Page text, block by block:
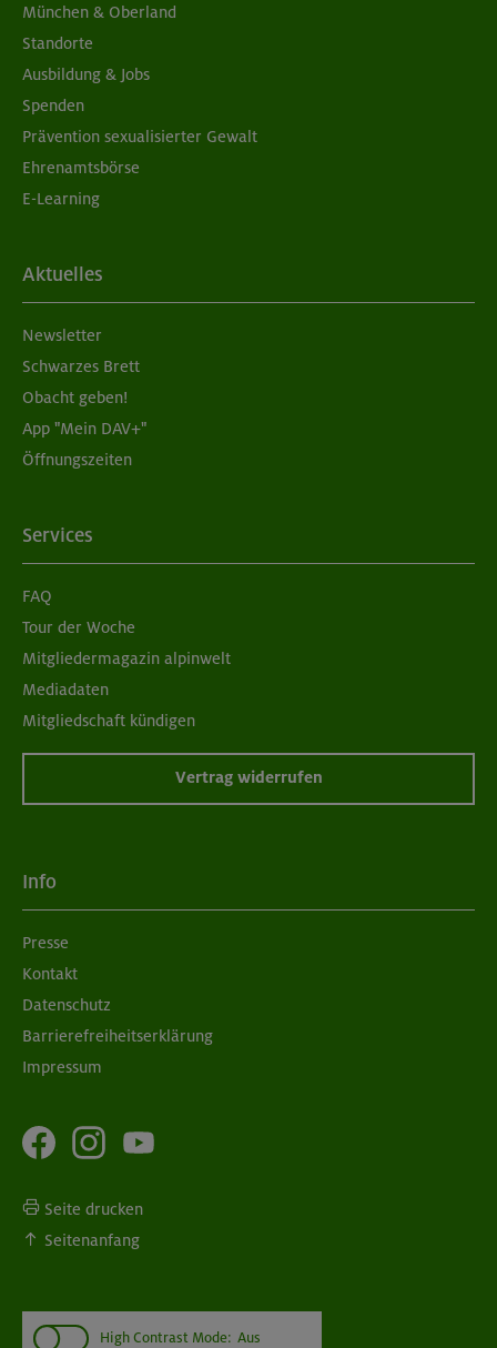
München & Oberland
Standorte
Ausbildung & Jobs
Spenden
Prävention sexualisierter Gewalt
Ehrenamtsbörse
E-Learning
Aktuelles
Newsletter
Schwarzes Brett
Obacht geben!
App "Mein DAV+"
Öffnungszeiten
Services
FAQ
Tour der Woche
Mitgliedermagazin alpinwelt
Mediadaten
Mitgliedschaft kündigen
Vertrag widerrufen
Info
Presse
Kontakt
Datenschutz
Barrierefreiheitserklärung
Impressum
Seite drucken
Seitenanfang
High Contrast Mode: Aus